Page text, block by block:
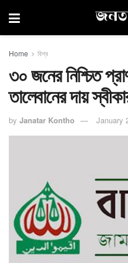
Home বিশ্ব
৩০ জনের নিশ্চিত
তালেবানের দায়
by Janatar Kontho January